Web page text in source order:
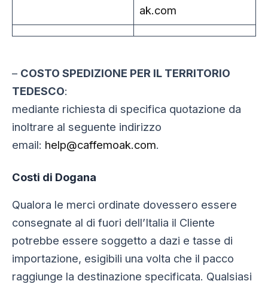
ak.com
– COSTO SPEDIZIONE PER IL TERRITORIO
TEDESCO:
mediante richiesta di specifica quotazione da
inoltrare al seguente indirizzo
email: help@caffemoak.com.
Costi di Dogana
Qualora le merci ordinate dovessero essere
consegnate al di fuori dell’Italia il Cliente
potrebbe essere soggetto a dazi e tasse di
importazione, esigibili una volta che il pacco
raggiunge la destinazione specificata. Qualsiasi